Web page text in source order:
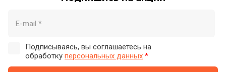
Подписываясь, вы соглашаетесь на
обработку персональных данных *